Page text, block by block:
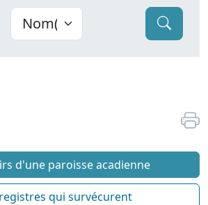
d'une paroisse acadienne
qui survécurent